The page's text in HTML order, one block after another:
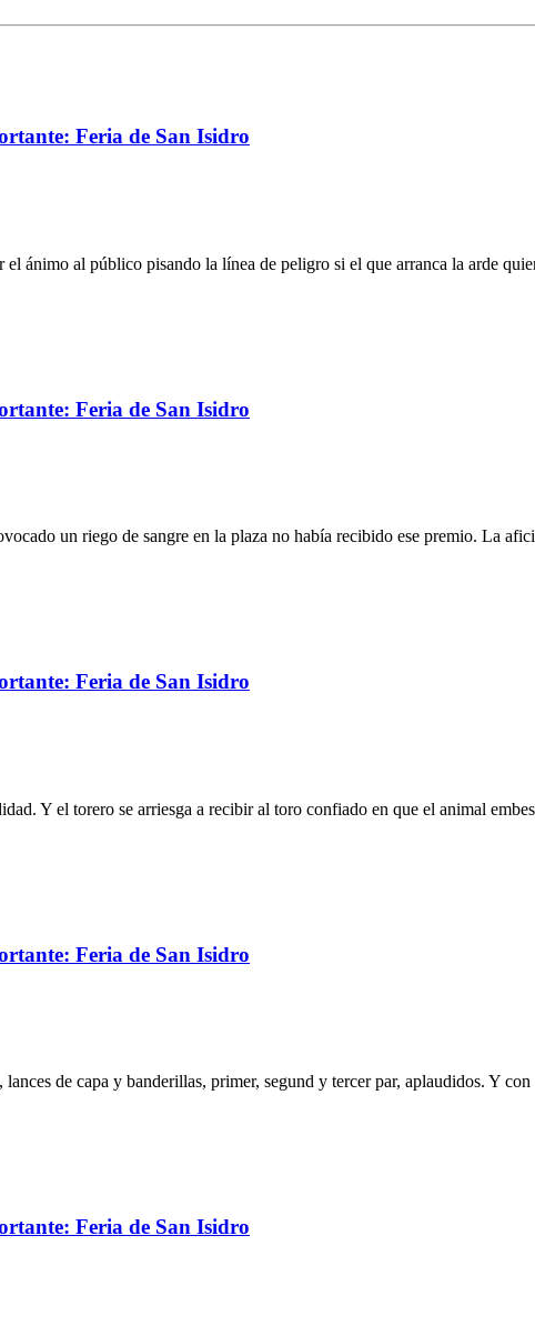
Feria de San Isidro
ánimo al público pisando la línea de peligro si el que arranca la arde
Feria de San Isidro
un riego de sangre en la plaza no había recibido ese premio. La
Feria de San Isidro
Y el torero se arriesga a recibir al toro confiado en que el animal
Feria de San Isidro
de capa y banderillas, primer, segund y tercer par, aplaudidos. Y
Feria de San Isidro